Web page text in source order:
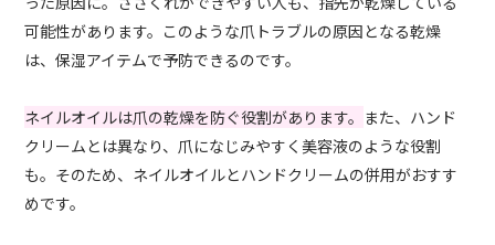
可能性があります。このような爪トラブルの原因となる乾燥
は、保湿アイテムで予防できるのです。
ネイルオイルは爪の乾燥を防ぐ役割があります。 また、ハンド
クリームとは異なり、爪になじみやすく美容液のような役割
も。そのため、ネイルオイルとハンドクリームの併用がおすす
めです。